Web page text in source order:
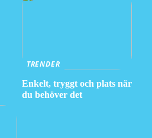
TRENDER
Enkelt, tryggt och plats när
du behöver det